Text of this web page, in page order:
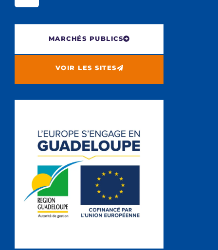
MARCHÉS PUBLICS
VOIR LES SITES